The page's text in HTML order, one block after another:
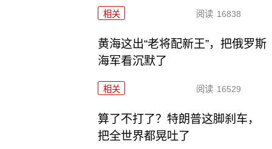
相关 阅读 16838
黄海这出“老将配新王”，把俄罗斯
海军看沉默了
相关 阅读 16529
算了不打了？特朗普这脚刹车，
把全世界都晃吐了